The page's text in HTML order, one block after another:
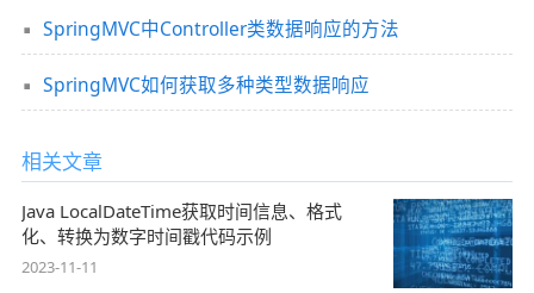
SpringMVC中Controller类数据响应的方法
SpringMVC如何获取多种类型数据响应
相关文章
Java LocalDateTime获取时间信息、格式
化、转换为数字时间戳代码示例
2023-11-11